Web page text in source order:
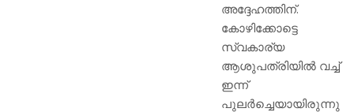
അദ്ദേഹത്തിന്.
കോഴിക്കോട്ടെ
സ്വകാര്യ
ആശുപത്രിയില്‍ വച്ച്
ഇന്ന്
പുലര്‍ച്ചെയായിരുന്നു